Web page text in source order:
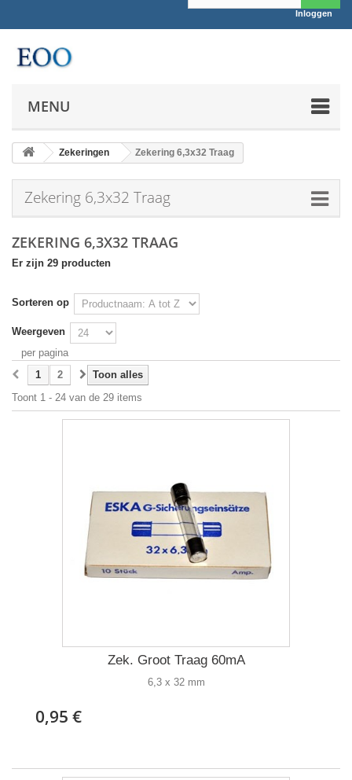
Inloggen
MENU
Zekeringen Zekering 6,3x32 Traag
Zekering 6,3x32 Traag
ZEKERING 6,3X32 TRAAG
Er zijn 29 producten
Sorteren op
Weergeven
per pagina
Toon alles
1
2
Toont 1 - 24 van de 29 items
Zek. Groot Traag 60mA
6,3 x 32 mm
0,95 €